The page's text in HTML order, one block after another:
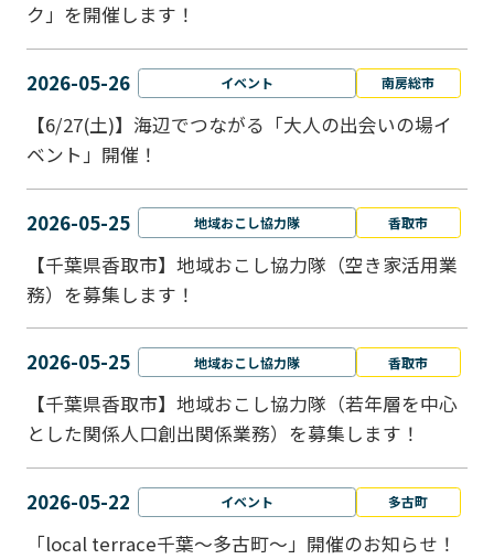
ク」を開催します！
2026-05-26 イベント 南房総市
【6/27(土)】海辺でつながる「大人の出会いの場イ
ベント」開催！
2026-05-25 地域おこし協力隊 香取市
【千葉県香取市】地域おこし協力隊（空き家活用業
務）を募集します！
2026-05-25 地域おこし協力隊 香取市
【千葉県香取市】地域おこし協力隊（若年層を中心
とした関係人口創出関係業務）を募集します！
2026-05-22 イベント 多古町
「local terrace千葉～多古町～」開催のお知らせ！